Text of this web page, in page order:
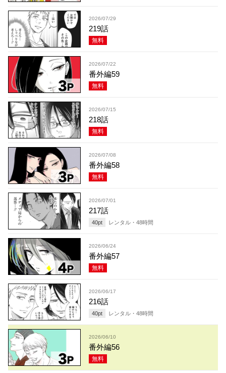
2026/07/29
219話
無料
2026/07/22
番外編59
無料
2026/07/15
218話
無料
2026/07/08
番外編58
無料
2026/07/01
217話
40pt レンタル・ 48時間
2026/06/24
番外編57
無料
2026/06/17
216話
40pt レンタル・ 48時間
2026/06/10
番外編56
無料